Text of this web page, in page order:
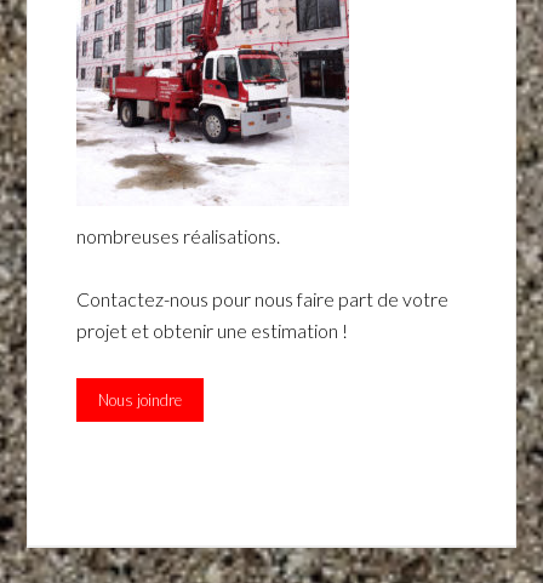
nombreuses réalisations.
Contactez-nous pour nous faire part de votre
projet et obtenir une estimation !
Nous joindre